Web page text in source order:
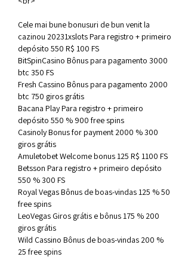
Cele mai bune bonusuri de bun venit la
cazinou 20231xslots Para registro + primeiro
depósito 550 R$ 100 FS
BitSpinCasino Bônus para pagamento 3000
btc 350 FS
Fresh Cassino Bônus para pagamento 2000
btc 750 giros grátis
Bacana Play Para registro + primeiro
depósito 550 % 900 free spins
Casinoly Bonus for payment 2000 % 300
giros grátis
Amuletobet Welcome bonus 125 R$ 1100 FS
Betsson Para registro + primeiro depósito
550 % 300 FS
Royal Vegas Bônus de boas-vindas 125 % 50
free spins
LeoVegas Giros grátis e bônus 175 % 200
giros grátis
Wild Cassino Bônus de boas-vindas 200 %
25 free spins